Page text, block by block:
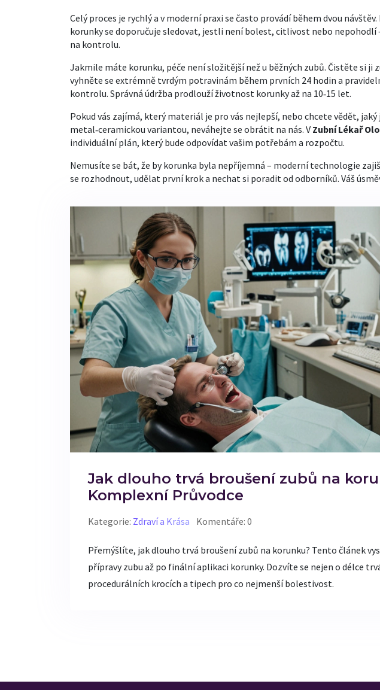
Celý proces je rychlý a v moderní praxi se často provádí během dvou
korunky se doporučuje sledovat, jestli není bolest, citlivost nebo nepohodlí
na kontrolu.
Jakmile máte korunku, péče není složitější než u běžných zubů. Čistěte si
vyhněte se extrémně tvrdým potravinám během prvních 24 hodin a
kontrolu. Správná údržba prodlouží životnost korunky až na 10‑15 let.
Pokud vás zajímá, který materiál je pro vás nejlepší, nebo chcete vědět,
metal‑ceramickou variantou, neváhejte se obrátit na nás. V Zubní Lékař
individuální plán, který bude odpovídat vašim potřebám a rozpočtu.
Nemusíte se bát, že by korunka byla nepříjemná – moderní technologie
se rozhodnout, udělat první krok a nechat si poradit od odborníků. Váš
Jak dlouho trvá broušení zubů na
Komplexní Průvodce
Kategorie: Zdraví a Krása Komentáře: 0
Přemýšlíte, jak dlouho trvá broušení zubů na korunku? Tento článek
přípravy zubu až po finální aplikaci korunky. Dozvíte se nejen o délce
procedurálních krocích a tipech pro co nejmenší bolestivost.